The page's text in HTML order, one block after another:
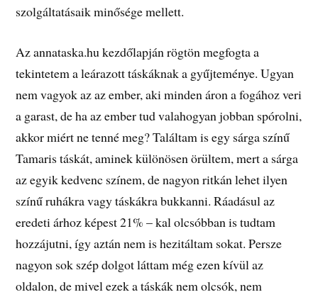
szolgáltatásaik minősége mellett.
Az annataska.hu kezdőlapján rögtön megfogta a
tekintetem a leárazott táskáknak a gyűjteménye. Ugyan
nem vagyok az az ember, aki minden áron a fogához veri
a garast, de ha az ember tud valahogyan jobban spórolni,
akkor miért ne tenné meg? Találtam is egy sárga színű
Tamaris táskát, aminek különösen örültem, mert a sárga
az egyik kedvenc színem, de nagyon ritkán lehet ilyen
színű ruhákra vagy táskákra bukkanni. Ráadásul az
eredeti árhoz képest 21% – kal olcsóbban is tudtam
hozzájutni, így aztán nem is hezitáltam sokat. Persze
nagyon sok szép dolgot láttam még ezen kívül az
oldalon, de mivel ezek a táskák nem olcsók, nem